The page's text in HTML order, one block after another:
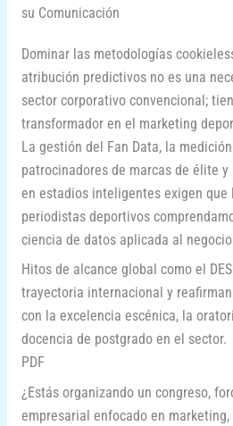
su Comunicación
Dominar las metodologías
atribución predictivos no es una
sector corporativo convencional;
transformador en el marketing
La gestión del Fan Data, la
patrocinadores de marcas de élite
en estadios inteligentes exigen que
periodistas deportivos
ciencia de datos aplicada al
Hitos de alcance global como el
trayectoria internacional y
con la excelencia escénica, la
docencia de postgrado en el sector.
PDF
¿Estás organizando un congreso,
empresarial enfocado en